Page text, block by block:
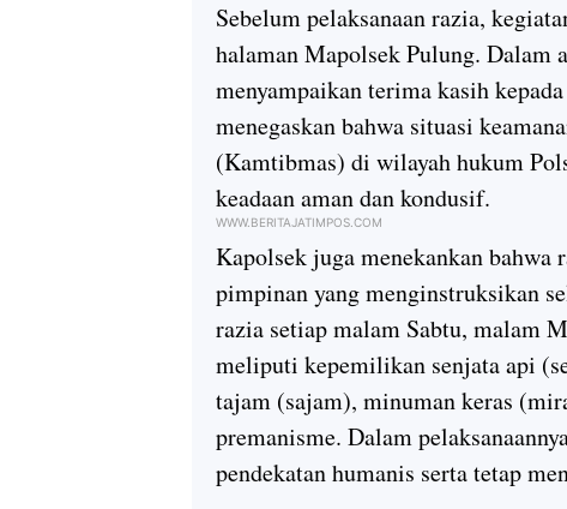
Sebelum pelaksanaan razia,
halaman Mapolsek Pulung. Dalam
menyampaikan terima kasih
menegaskan bahwa situasi
(Kamtibmas) di wilayah hukum
keadaan aman dan kondusif.
WWW.BERITAJATIMPOS.COM
Kapolsek juga menekankan bahwa
pimpinan yang menginstruksikan
razia setiap malam Sabtu, malam
meliputi kepemilikan senjata api
tajam (sajam), minuman keras
premanisme. Dalam
pendekatan humanis serta tetap